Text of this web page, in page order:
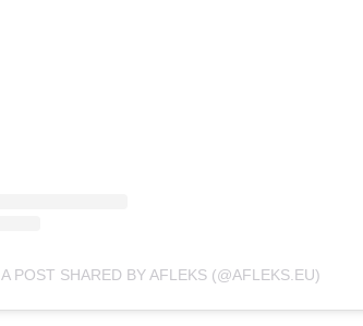
A POST SHARED BY AFLEKS (@AFLEKS.EU)